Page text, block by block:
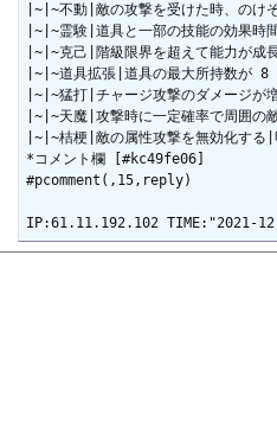
|~|~不動|敵の攻撃を受けた時、のけ
|~|~霊験|道具と一部の技能の効果時
|~|~克己|階級限界を超えて能力が成
|~|~道具拡張|道具の最大所持数が 8
|~|~猛打|チャージ攻撃のダメージが
|~|~天魔|攻撃時に一定確率で周囲の
|~|~桔梗|敵の属性攻撃を無効化する|
*コメント欄 [#kc49fe06]
#pcomment(,15,reply)